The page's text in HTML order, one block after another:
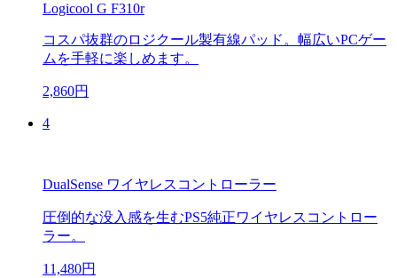
Logicool G F310r
コスパ抜群のロジクール製有線パッド。幅広いPCゲー
ムを手軽に楽しめます。
2,860円
4
DualSense ワイヤレスコントローラー
圧倒的な没入感を生むPS5純正ワイヤレスコントロー
ラー。
11,480円